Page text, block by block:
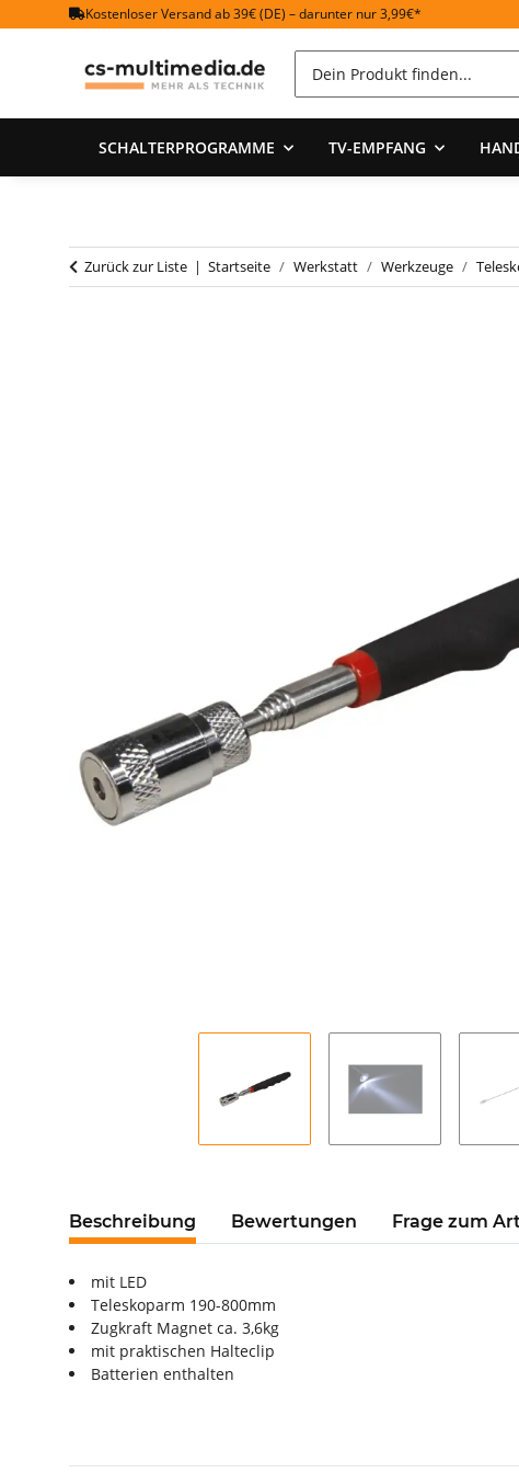
Kostenloser Versand ab 39€ (DE) – darunter nur 3,99€*
SCHALTERPROGRAMME TV-EMPFANG
Zurück zur Liste Startseite Werkstatt Werkzeuge
Beschreibung Bewertungen Frage zum
mit LED
Teleskoparm 190-800mm
Zugkraft Magnet ca. 3,6kg
mit praktischen Halteclip
Batterien enthalten